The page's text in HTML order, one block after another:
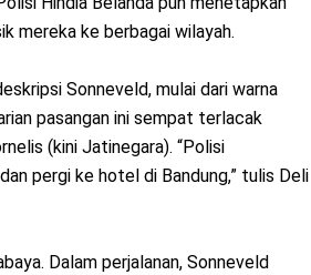
mereka ke berbagai wilayah.
Sonneveld, mulai dari warna
pasangan ini sempat terlacak
(kini Jatinegara). “Polisi
pergi ke hotel di Bandung,” tulis Deli
Dalam perjalanan, Sonneveld